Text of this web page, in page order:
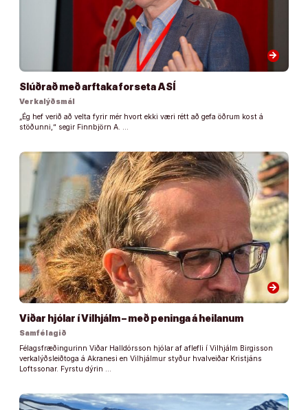
arrow_forward
Slúðrað með arftaka forseta ASÍ
Verkalýðsmál
„Ég hef verið að velta fyrir mér hvort ekki væri rétt að gefa öðrum kost á
stöðunni,“ segir Finnbjörn A. …
arrow_forward
Viðar hjólar í Vilhjálm – með peninga á heilanum
Samfélagið
Félagsfræðingurinn Viðar Halldórsson hjólar af aflefli í Vilhjálm Birgisson
verkalýðsleiðtoga á Akranesi en Vilhjálmur styður hvalveiðar Kristjáns
Loftssonar. Fyrstu dýrin …